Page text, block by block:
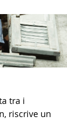
tra i
riscrive un